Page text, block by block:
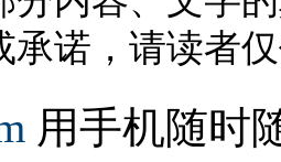
承诺，请读者
用手机随时